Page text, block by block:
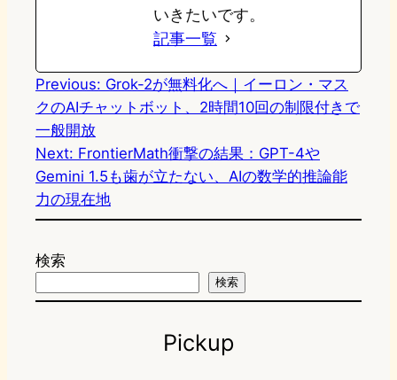
いきたいです。
記事一覧
Previous: Grok-2が無料化へ｜イーロン・マス
クのAIチャットボット、2時間10回の制限付きで
一般開放
Next: FrontierMath衝撃の結果：GPT-4や
Gemini 1.5も歯が立たない、AIの数学的推論能
力の現在地
検索
検索
Pickup